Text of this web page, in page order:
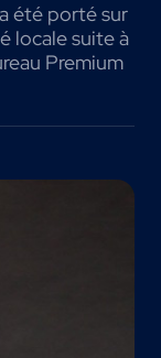
été porté sur
locale suite à
Premium